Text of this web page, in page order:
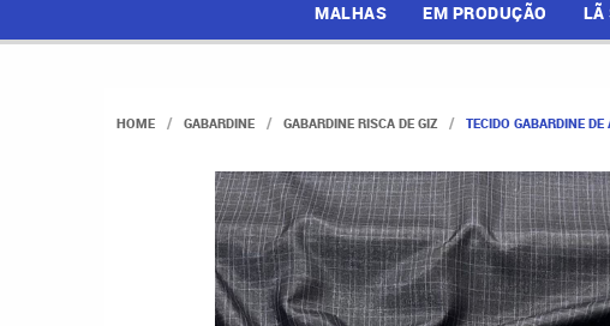
MALHAS EM PRODUÇÃO LÃ
HOME GABARDINE GABARDINE RISCA DE GIZ TECIDO GABARDINE